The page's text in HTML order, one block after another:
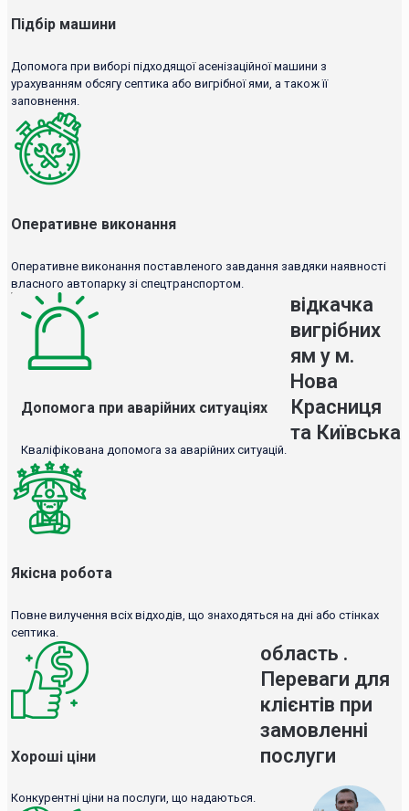
Підбір машини
Допомога при виборі підходящої асенізаційної машини з
урахуванням обсягу септика або вигрібної ями, а також її
заповнення.
Оперативне виконання
Оперативне виконання поставленого завдання завдяки наявності
власного автопарку зі спецтранспортом.
Допомога при аварійних ситуаціях
Кваліфікована допомога за аварійних ситуацій.
Якісна робота
Повне вилучення всіх відходів, що знаходяться на дні або стінках
септика.
Хороші ціни
Конкурентні ціни на послуги, що надаються.
відкачка
вигрібних
ям у м.
Нова
Красниця
та Київська
область .
Переваги для
клієнтів при
замовленні
послуги